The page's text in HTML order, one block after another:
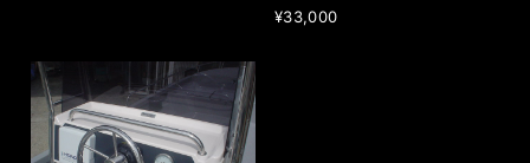
¥33,000